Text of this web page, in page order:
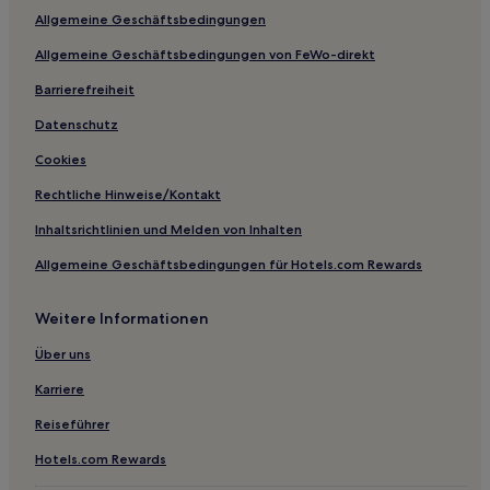
Atami Hotels
Oyama Hotels
Shirahama Hotels
Hotels nahe Kiyomizu-Tempel
Hotels nahe Koibito-misaki
Katase Onsen Hotels
Hotels nahe Atagawa You Yu Strand
Hotels nahe Izu World Hawaiians
Sunto Bezirk: Hotels
Yoshida Hotels
Hotels nahe Miho no Matsubara Kultur- und
Allgemeine Geschäftsbedingungen
Allgemeine Geschäftsbedingungen von FeWo-direkt
Barrierefreiheit
Datenschutz
Cookies
Rechtliche Hinweise/Kontakt
Inhaltsrichtlinien und Melden von Inhalten
Allgemeine Geschäftsbedingungen für Hotels.com Rewards
Weitere Informationen
Über uns
Karriere
Reiseführer
Hotels.com Rewards